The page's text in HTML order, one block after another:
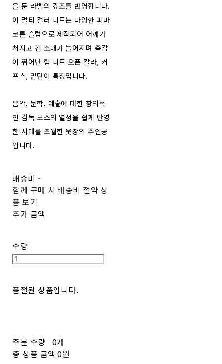
을 둔 라벨의 강조를 반영합니다.
이 멀티 컬러 니트는 다양한 피마
코튼 슬럽으로 제작되어 어깨가
처지고 긴 소매가 늘어지며 촉감
이 뛰어난 립 니트 오픈 칼라, 커
프스, 밑단이 특징입니다.
음악, 문학, 예술에 대한 창의적
인 감독 모스의 열정을 쉽게 반영
한 시대를 초월한 옷장의 주인공
입니다.
배송비-
함께 구매 시 배송비 절약 상
품 보기
추가 금액
수량
품절된 상품입니다.
주문 수량 0개
총 상품 금액 0원